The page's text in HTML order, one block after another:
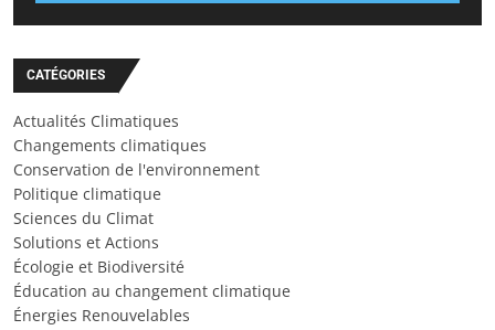
CATÉGORIES
Actualités Climatiques
Changements climatiques
Conservation de l'environnement
Politique climatique
Sciences du Climat
Solutions et Actions
Écologie et Biodiversité
Éducation au changement climatique
Énergies Renouvelables